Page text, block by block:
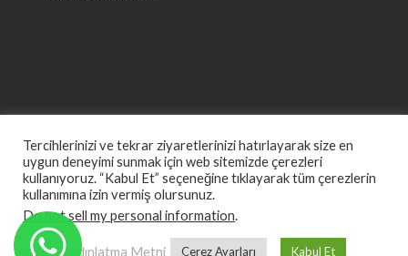
© All rights reserved to Data Media 1999 to ∞
Tercihlerinizi ve tekrar ziyaretlerinizi hatırlayarak size en
uygun deneyimi sunmak için web sitemizde çerezleri
kullanıyoruz. “Kabul Et” seçeneğine tıklayarak tüm çerezlerin
kullanımına izin vermiş olursunuz.
Do not sell my personal information.
KVKK Aydınlatma Metni Çerez Ayarları Kabul Et